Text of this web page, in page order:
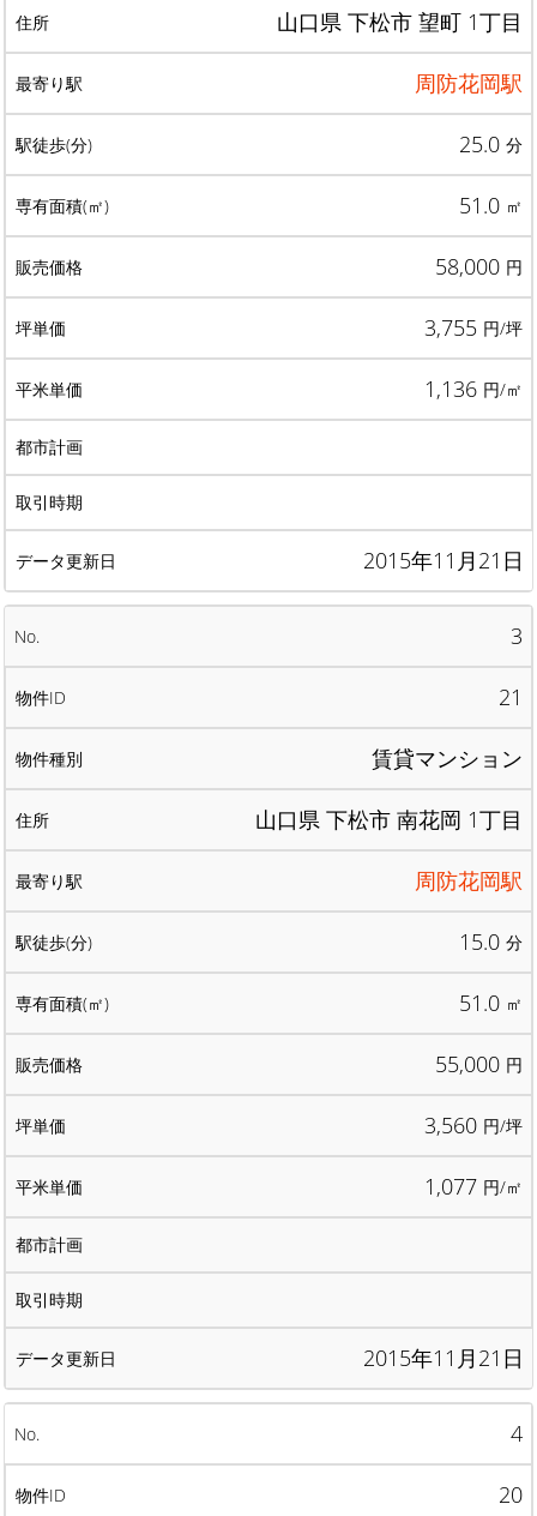
山口県 下松市 望町 1丁目
周防花岡駅
25.0 分
51.0 ㎡
58,000 円
3,755 円/坪
1,136 円/㎡
2015年11月21日
3
21
賃貸マンション
山口県 下松市 南花岡 1丁目
周防花岡駅
15.0 分
51.0 ㎡
55,000 円
3,560 円/坪
1,077 円/㎡
2015年11月21日
4
20